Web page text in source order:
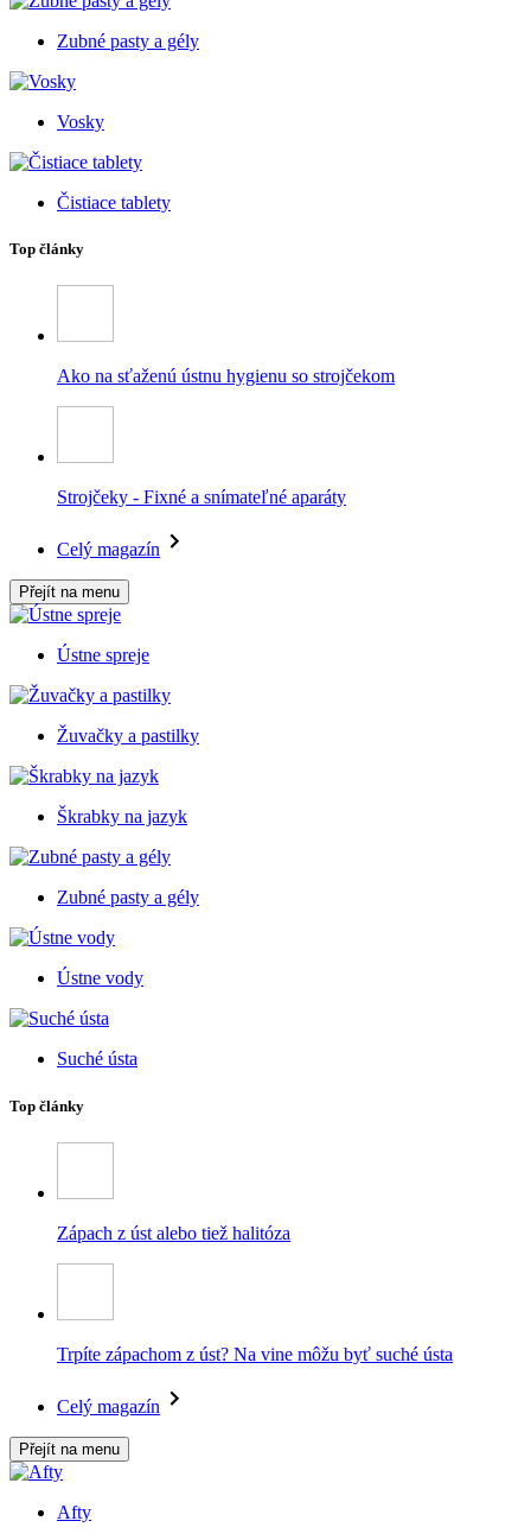
Zubné pasty a gély
Vosky
Čistiace tablety
Top články
Ako na sťaženú ústnu hygienu so strojčekom
Strojčeky - Fixné a snímateľné aparáty
Celý magazín
Přejít na menu
Ústne spreje
Žuvačky a pastilky
Škrabky na jazyk
Zubné pasty a gély
Ústne vody
Suché ústa
Top články
Zápach z úst alebo tiež halitóza
Trpíte zápachom z úst? Na vine môžu byť suché ústa
Celý magazín
Přejít na menu
Afty